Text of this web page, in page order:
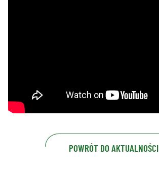
POWRÓT DO AKTUALNOŚCI